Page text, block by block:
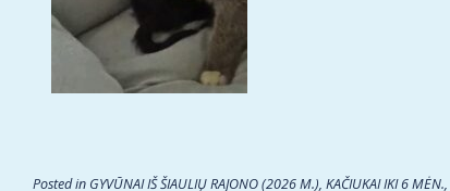
Posted in GYVŪNAI IŠ ŠIAULIŲ RAJONO (2026 M.), KAČIUKAI IKI 6 MĖN.,